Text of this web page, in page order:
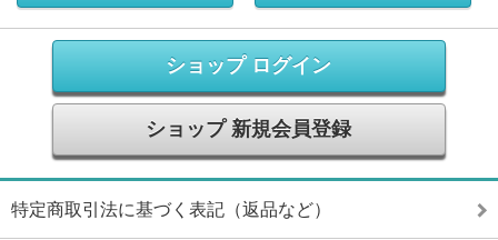
ショップ ログイン
ショップ 新規会員登録
特定商取引法に基づく表記（返品など）